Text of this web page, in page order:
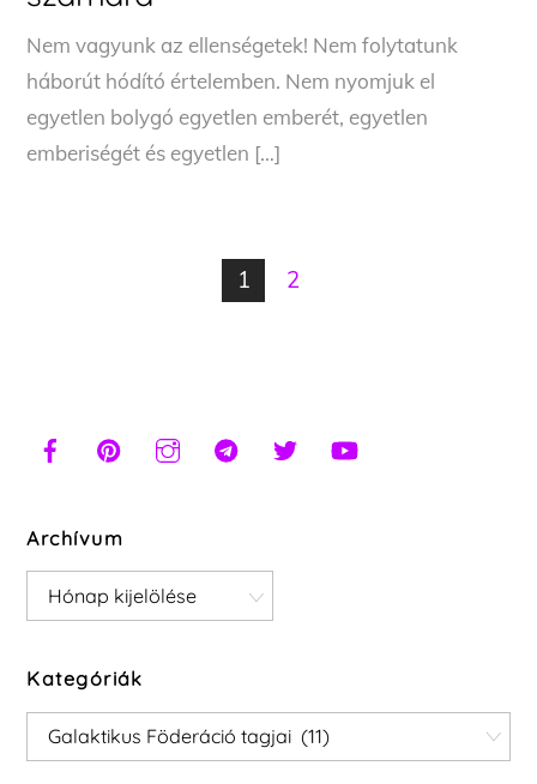
Nem vagyunk az ellenségetek! Nem folytatunk
háborút hódító értelemben. Nem nyomjuk el
egyetlen bolygó egyetlen emberét, egyetlen
emberiségét és egyetlen […]
1 2
Archívum
Archívum
Kategóriák
Kategóriák